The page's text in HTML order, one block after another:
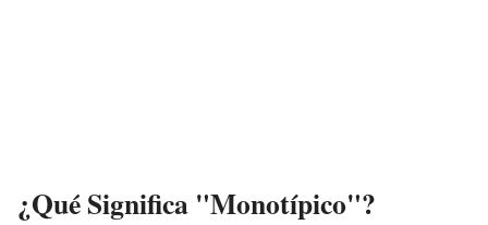
¿Qué Significa "Monotípico"?